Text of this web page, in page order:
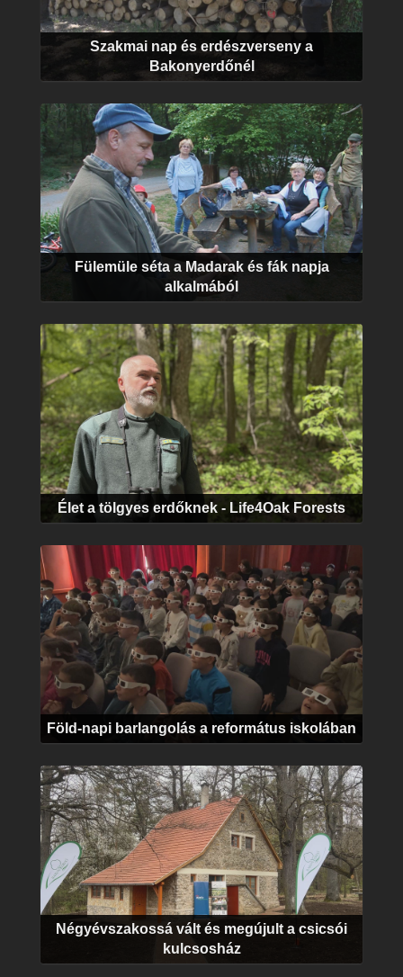
Szakmai nap és erdészverseny a
Bakonyerdőnél
Fülemüle séta a Madarak és fák napja
alkalmából
Élet a tölgyes erdőknek - Life4Oak Forests
Föld-napi barlangolás a református iskolában
Négyévszakossá vált és megújult a csicsói
kulcsosház